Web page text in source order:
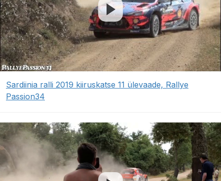
Sardiinia ralli 2019 kiiruskatse 11 ülevaade, Rallye
Passion34